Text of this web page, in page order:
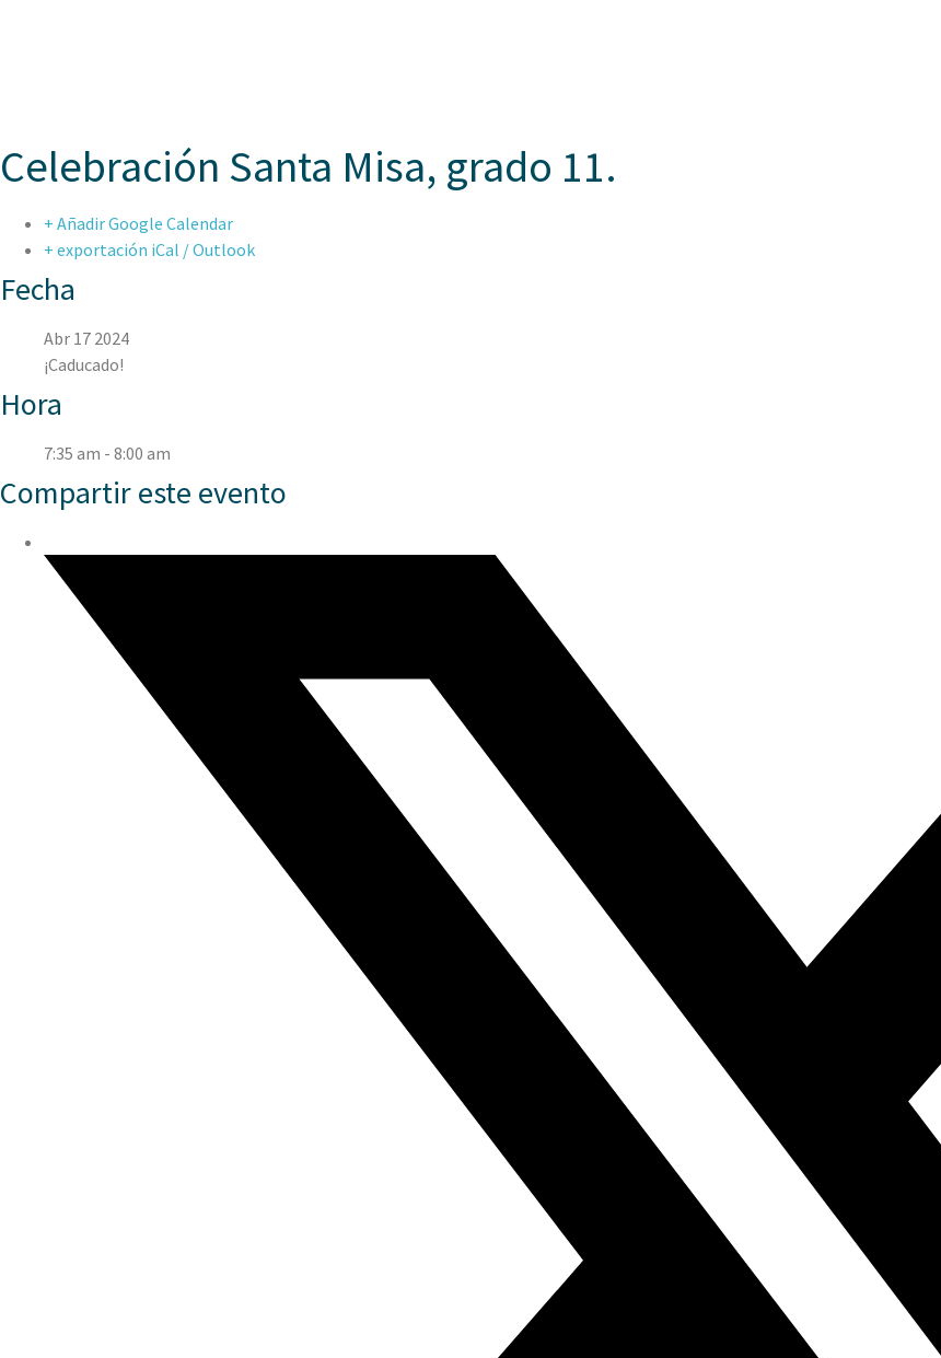
Celebración Santa Misa, grado 11.
+ Añadir Google Calendar
+ exportación iCal / Outlook
Fecha
Abr 17 2024
¡Caducado!
Hora
7:35 am - 8:00 am
Compartir este evento